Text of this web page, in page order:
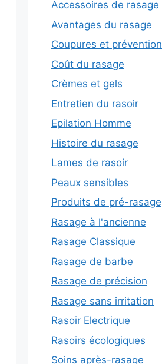
Accessoires de rasage
Avantages du rasage
Coupures et prévention
Coût du rasage
Crèmes et gels
Entretien du rasoir
Epilation Homme
Histoire du rasage
Lames de rasoir
Peaux sensibles
Produits de pré-rasage
Rasage à l'ancienne
Rasage Classique
Rasage de barbe
Rasage de précision
Rasage sans irritation
Rasoir Electrique
Rasoirs écologiques
Soins après-rasage